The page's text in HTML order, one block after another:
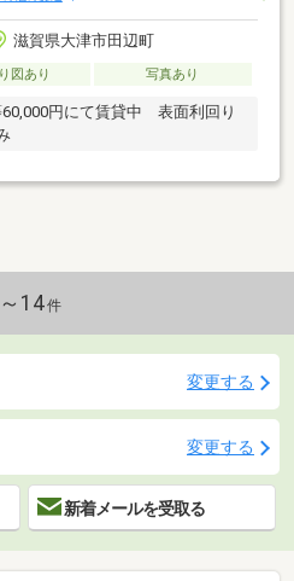
滋賀県大津市田辺町
図あり 写真あり
円にて賃貸中 表面利回り
14件
変更する
変更する
新着メールを受取る